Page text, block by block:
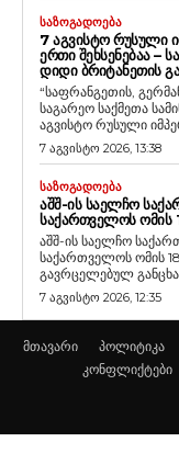
ᲡᲐᲖᲝᲒᲐᲓᲝᲔᲑᲐ
7 ᲐᲒᲕᲘᲡᲢᲝ ᲠᲣᲡᲣᲚᲘ
ᲔᲠᲗᲘ ᲨᲔᲮᲡᲔᲜᲔᲑᲐᲐ –
ᲓᲘᲓᲘ ᲑᲠᲘᲢᲐᲜᲔᲗᲘᲡ
“საფრანგეთის,
საგარეო საქმეთა
აგვისტო რუსული
7 აგვისტო 2026, 13:38
ᲡᲐᲖᲝᲒᲐᲓᲝᲔᲑᲐ
ᲐᲨᲨ-ᲘᲡ ᲡᲐᲔᲚᲩᲝ
ᲡᲐᲥᲐᲠᲗᲕᲔᲚᲝᲡ ᲝᲛᲘᲡ
აშშ-ის საელჩო
საქართველოს ომის 18-
გავრცელებულ
7 აგვისტო 2026, 12:35
მთავარი პოლიტიკა
კონფლიქტები